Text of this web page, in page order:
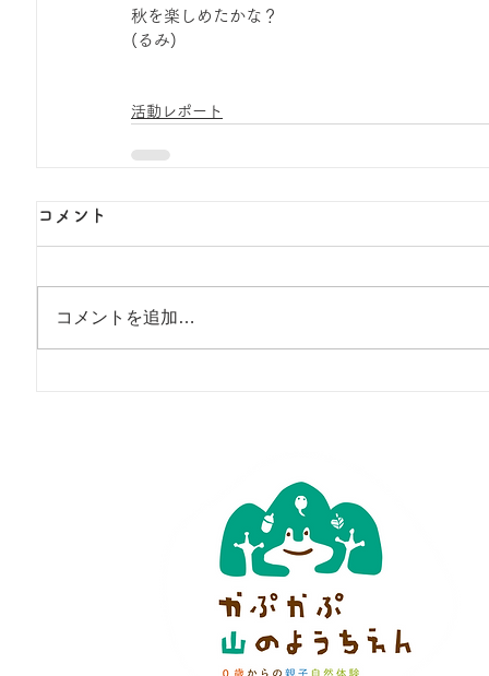
秋を楽しめたかな？
(るみ)
活動レポート
コメント
コメントを追加…